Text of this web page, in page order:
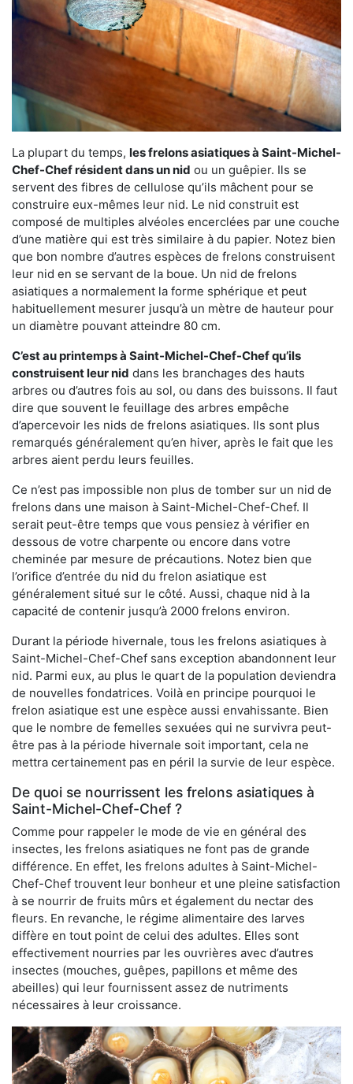
La plupart du temps, les frelons asiatiques à Saint-Michel-
Chef-Chef résident dans un nid ou un guêpier. Ils se
servent des fibres de cellulose qu’ils mâchent pour se
construire eux-mêmes leur nid. Le nid construit est
composé de multiples alvéoles encerclées par une couche
d’une matière qui est très similaire à du papier. Notez bien
que bon nombre d’autres espèces de frelons construisent
leur nid en se servant de la boue. Un nid de frelons
asiatiques a normalement la forme sphérique et peut
habituellement mesurer jusqu’à un mètre de hauteur pour
un diamètre pouvant atteindre 80 cm.
C’est au printemps à Saint-Michel-Chef-Chef qu’ils
construisent leur nid dans les branchages des hauts
arbres ou d’autres fois au sol, ou dans des buissons. Il faut
dire que souvent le feuillage des arbres empêche
d’apercevoir les nids de frelons asiatiques. Ils sont plus
remarqués généralement qu’en hiver, après le fait que les
arbres aient perdu leurs feuilles.
Ce n’est pas impossible non plus de tomber sur un nid de
frelons dans une maison à Saint-Michel-Chef-Chef. Il
serait peut-être temps que vous pensiez à vérifier en
dessous de votre charpente ou encore dans votre
cheminée par mesure de précautions. Notez bien que
l’orifice d’entrée du nid du frelon asiatique est
généralement situé sur le côté. Aussi, chaque nid à la
capacité de contenir jusqu’à 2000 frelons environ.
Durant la période hivernale, tous les frelons asiatiques à
Saint-Michel-Chef-Chef sans exception abandonnent leur
nid. Parmi eux, au plus le quart de la population deviendra
de nouvelles fondatrices. Voilà en principe pourquoi le
frelon asiatique est une espèce aussi envahissante. Bien
que le nombre de femelles sexuées qui ne survivra peut-
être pas à la période hivernale soit important, cela ne
mettra certainement pas en péril la survie de leur espèce.
De quoi se nourrissent les frelons asiatiques à
Saint-Michel-Chef-Chef ?
Comme pour rappeler le mode de vie en général des
insectes, les frelons asiatiques ne font pas de grande
différence. En effet, les frelons adultes à Saint-Michel-
Chef-Chef trouvent leur bonheur et une pleine satisfaction
à se nourrir de fruits mûrs et également du nectar des
fleurs. En revanche, le régime alimentaire des larves
diffère en tout point de celui des adultes. Elles sont
effectivement nourries par les ouvrières avec d’autres
insectes (mouches, guêpes, papillons et même des
abeilles) qui leur fournissent assez de nutriments
nécessaires à leur croissance.